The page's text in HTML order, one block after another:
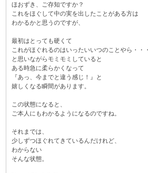
ほおずき、ご存知ですか？
これをほぐして中の実を出したことがある方は
わかるかと思うのですが、
最初はとっても硬くて
これがほぐれるのはいったいいつのことやら・・・
と思いながらモミモミしていると
ある時急に柔らかくなって
『あっ、今までと違う感じ！』と
嬉しくなる瞬間があります。
この状態になると、
ご本人にもわかるようになるのですね。
それまでは、
少しずつほぐれてきているんだけれど、
わからない
そんな状態。